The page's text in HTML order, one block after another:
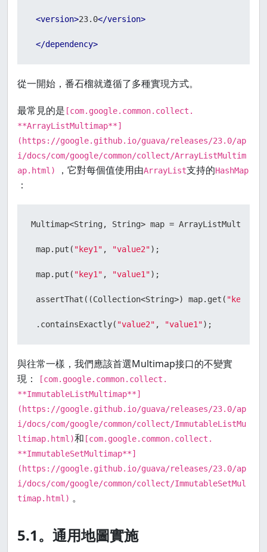
<version>23.0</version>
</dependency>
從一開始，番石榴就遵循了多種實現方式。
最常見的是 [com.google.common.collect.
**ArrayListMultimap**]
(https://google.github.io/guava/releases/23.0/ap
i/docs/com/google/common/collect/ArrayListMultim
ap.html)
，它對每個值使用由ArrayList支持的HashMap
：
Multimap<String, String> map =
map.put( "key1" , "value2");
map.put( "key1" , "value1");
assertThat((Collection<String>) map.get( "key1"
.containsExactly( "value2" , "value1"
與往常一樣，我們應該首選Multimap接口的不變實
現：
[com.google.common.collect.
**ImmutableListMultimap**]
(https://google.github.io/guava/releases/23.0/ap
i/docs/com/google/common/collect/ImmutableListMu
ltimap.html)和 [com.google.common.collect.
**ImmutableSetMultimap**]
(https://google.github.io/guava/releases/23.0/ap
i/docs/com/google/common/collect/ImmutableSetMul
timap.html) 。
5.1。通用地圖實施